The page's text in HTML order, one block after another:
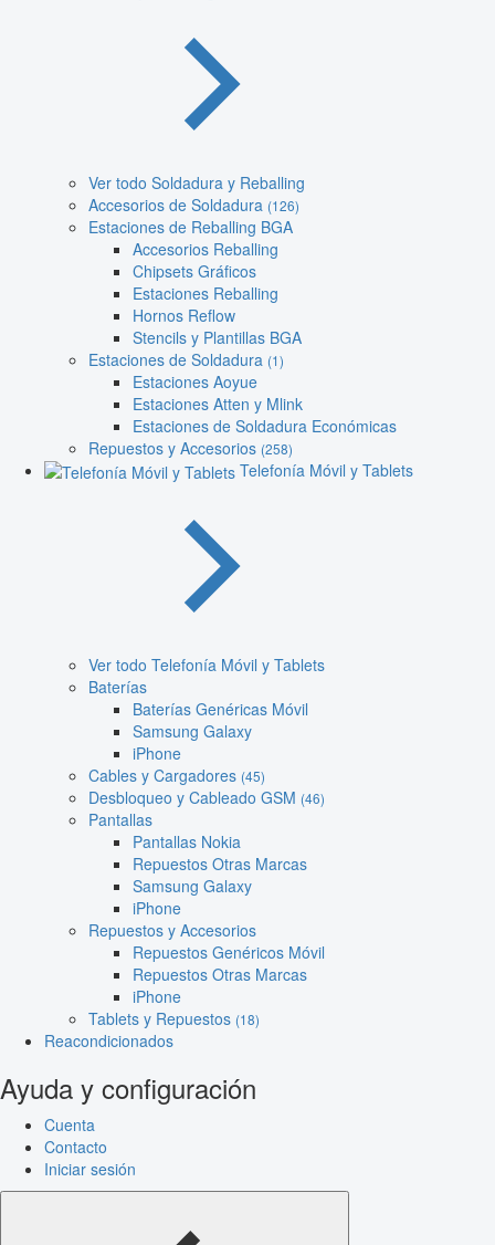
Ver todo Soldadura y Reballing
Accesorios de Soldadura (126)
Estaciones de Reballing BGA
Accesorios Reballing
Chipsets Gráficos
Estaciones Reballing
Hornos Reflow
Stencils y Plantillas BGA
Estaciones de Soldadura (1)
Estaciones Aoyue
Estaciones Atten y Mlink
Estaciones de Soldadura Económicas
Repuestos y Accesorios (258)
Telefonía Móvil y Tablets
Ver todo Telefonía Móvil y Tablets
Baterías
Baterías Genéricas Móvil
Samsung Galaxy
iPhone
Cables y Cargadores (45)
Desbloqueo y Cableado GSM (46)
Pantallas
Pantallas Nokia
Repuestos Otras Marcas
Samsung Galaxy
iPhone
Repuestos y Accesorios
Repuestos Genéricos Móvil
Repuestos Otras Marcas
iPhone
Tablets y Repuestos (18)
Reacondicionados
Ayuda y configuración
Cuenta
Contacto
Iniciar sesión